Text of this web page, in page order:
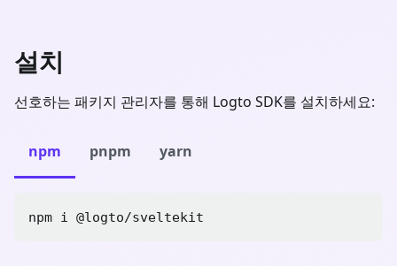
설치
선호하는 패키지 관리자를 통해 Logto SDK를 설치하세요:
npm pnpm yarn
npm i @logto/sveltekit